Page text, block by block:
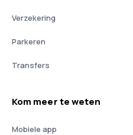
Verzekering
Parkeren
Transfers
Kom meer te weten
Mobiele app